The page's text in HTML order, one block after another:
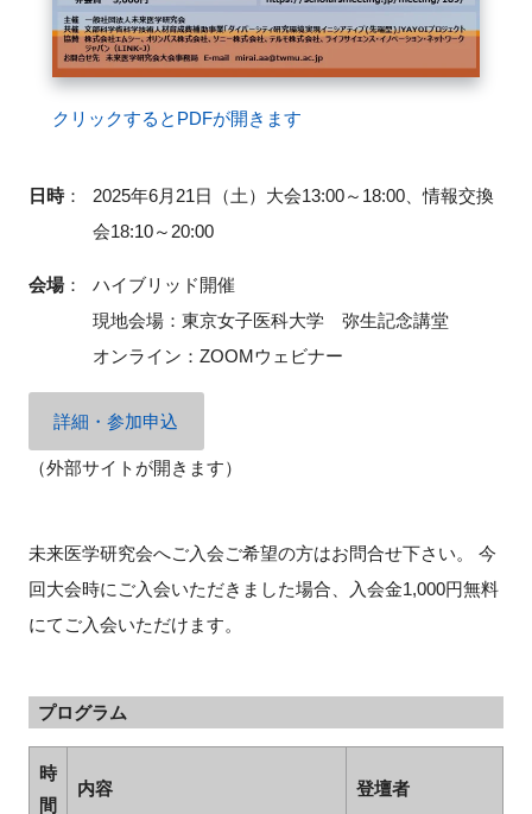
クリックするとPDFが開きます
日時：
2025年6月21日（土）大会13:00～18:00、情報交換
会18:10～20:00
会場：
ハイブリッド開催
現地会場：東京女子医科大学 弥生記念講堂
オンライン：ZOOMウェビナー
詳細・参加申込
（外部サイトが開きます）
未来医学研究会へご入会ご希望の方はお問合せ下さい。 今
回大会時にご入会いただきました場合、入会金1,000円無料
にてご入会いただけます。
プログラム
時
間
内容 登壇者